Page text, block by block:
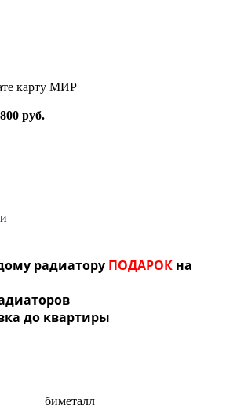
карту МИР
800 руб.
радиатору ПОДАРОК на
до квартиры
биметалл